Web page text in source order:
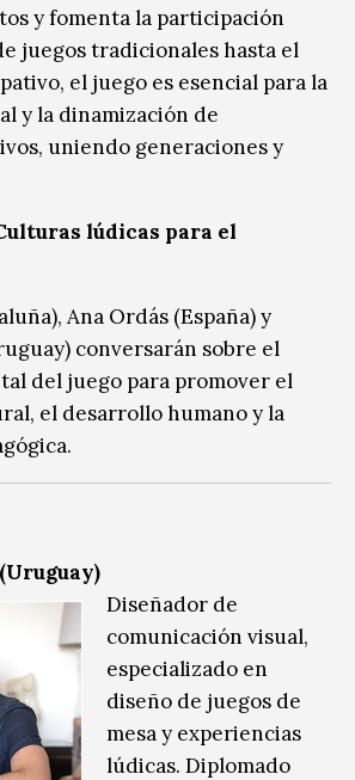
y fomenta la participación
juegos tradicionales hasta el
el juego es esencial para la
y la dinamización de
uniendo generaciones y
lúdicas para el
Ana Ordás (España) y
conversarán sobre el
del juego para promover el
el desarrollo humano y la
Diseñador de
comunicación visual,
especializado en
diseño de juegos de
mesa y experiencias
lúdicas. Diplomado